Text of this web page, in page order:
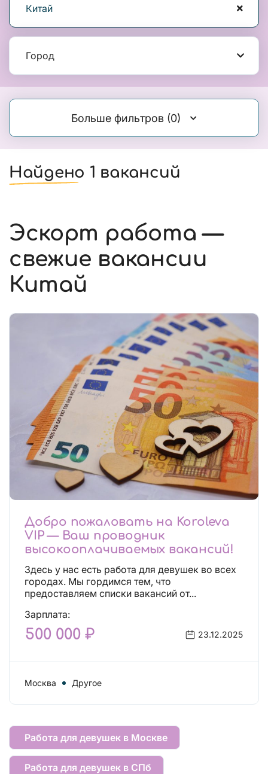
Китай
Город
Больше фильтров (0)
Найдено 1 вакансий
Эскорт работа —
свежие вакансии
Китай
Добро пожаловать на Koroleva
VIP — Ваш проводник
высокооплачиваемых вакансий!
Здесь у нас есть работа для девушек во всех
городах. Мы гордимся тем, что
предоставляем списки вакансий от...
Зарплата:
500 000 ₽ 23.12.2025
Москва Другое
Работа для девушек в Москве
Работа для девушек в СПб